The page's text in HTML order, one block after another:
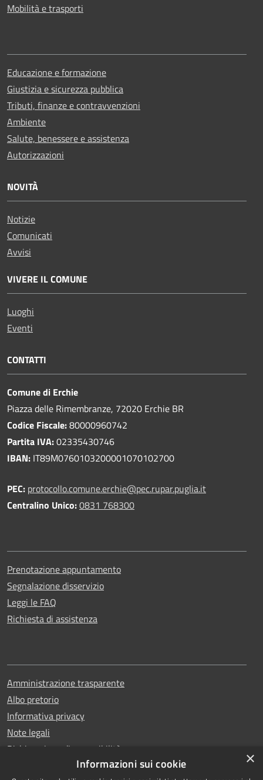
Mobilità e trasporti
Educazione e formazione
Giustizia e sicurezza pubblica
Tributi, finanze e contravvenzioni
Ambiente
Salute, benessere e assistenza
Autorizzazioni
NOVITÀ
Notizie
Comunicati
Avvisi
VIVERE IL COMUNE
Luoghi
Eventi
CONTATTI
Comune di Erchie
Piazza delle Rimembranze, 72020 Erchie BR
Codice Fiscale:80000960742
Partita IVA:02335430746
IBAN: IT89M0760103200001070102700
PEC: protocollo.comune.erchie@pec.rupar.puglia.it
Centralino Unico:0831 768300
Prenotazione appuntamento
Segnalazione disservizio
Leggi le FAQ
Richiesta di assistenza
Amministrazione trasparente
Albo pretorio
Informativa privacy
Note legali
Dichiarazione di accessibilità
×
Informazioni sui cookie